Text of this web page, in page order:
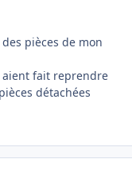
pièces de mon
aient fait reprendre
détachées